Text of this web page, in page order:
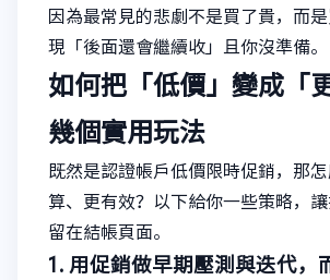
因為最常見的悲劇不是買了貴，而
現「後面還會繼續收」且你沒準備。
如何把「低價」變成「
幾個實用玩法
既然是認證帳戶低價限時促銷，那
算、更有效？以下給你一些策略，
留在結帳頁面。
1. 用促銷做早期壓測與迭代，